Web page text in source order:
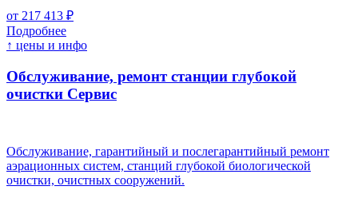
от 217 413 ₽
Подробнее
↑ цены и инфо
Обслуживание, ремонт станции глубокой
очистки Cервис
Обслуживание, гарантийный и послегарантийный ремонт
аэрационных систем, станций глубокой биологической
очистки, очистных сооружений.